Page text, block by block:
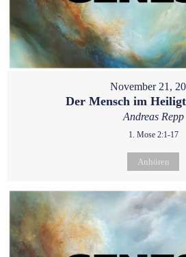
November 21,
Der Mensch im
Andreas Repp
1. Mose 2:1-17
Anhören